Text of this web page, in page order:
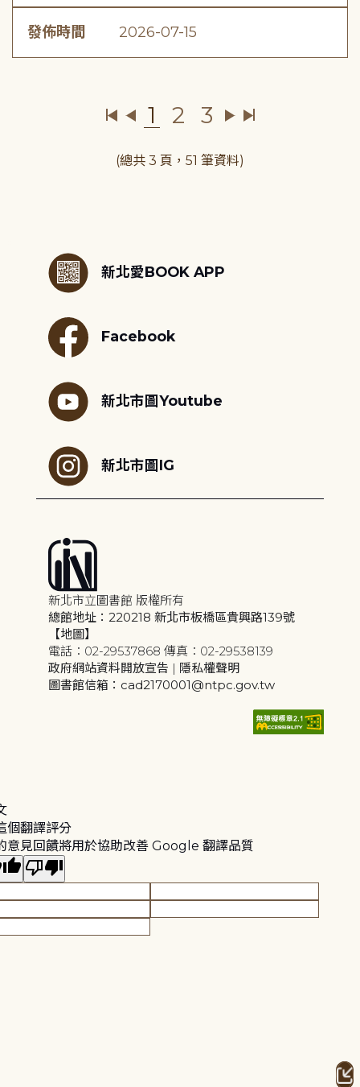
發佈時間 2026-07-15
1 2 3
(總共 3 頁，51 筆資料)
新北愛BOOK APP
Facebook
新北市圖Youtube
新北市圖IG
新北市立圖書館 版權所有
總館地址：220218 新北市板橋區貴興路139號
【地圖】
電話：02-29537868 傳真：02-29538139
政府網站資料開放宣告 | 隱私權聲明
圖書館信箱：cad2170001@ntpc.gov.tw
個翻譯評分
意見回饋將用於協助改善 Google 翻譯品質